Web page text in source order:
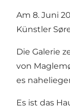
Am 8. Juni
Künstler
Die Galerie
von
es
Es ist das